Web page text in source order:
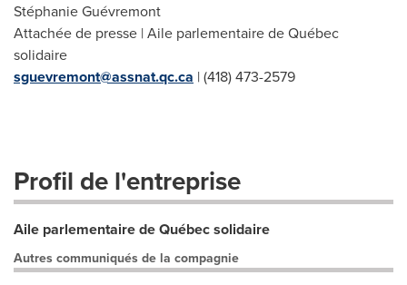
Stéphanie Guévremont
Attachée de presse | Aile parlementaire de Québec
solidaire
sguevremont@assnat.qc.ca | (418) 473-2579
Profil de l'entreprise
Aile parlementaire de Québec solidaire
Autres communiqués de la compagnie